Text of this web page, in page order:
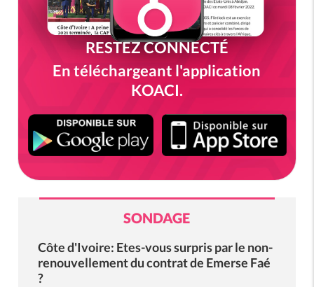
RESTEZ CONNECTÉ
En téléchargeant l'application
KOACI.
SONDAGE
Côte d'Ivoire: Etes-vous surpris par le non-
renouvellement du contrat de Emerse Faé
?